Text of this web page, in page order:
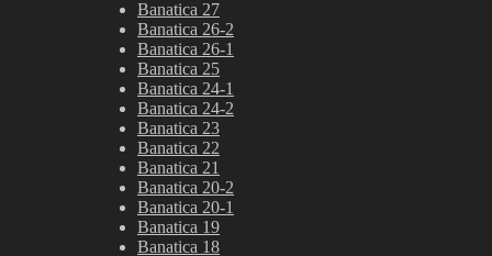
Banatica 27
Banatica 26-2
Banatica 26-1
Banatica 25
Banatica 24-1
Banatica 24-2
Banatica 23
Banatica 22
Banatica 21
Banatica 20-2
Banatica 20-1
Banatica 19
Banatica 18